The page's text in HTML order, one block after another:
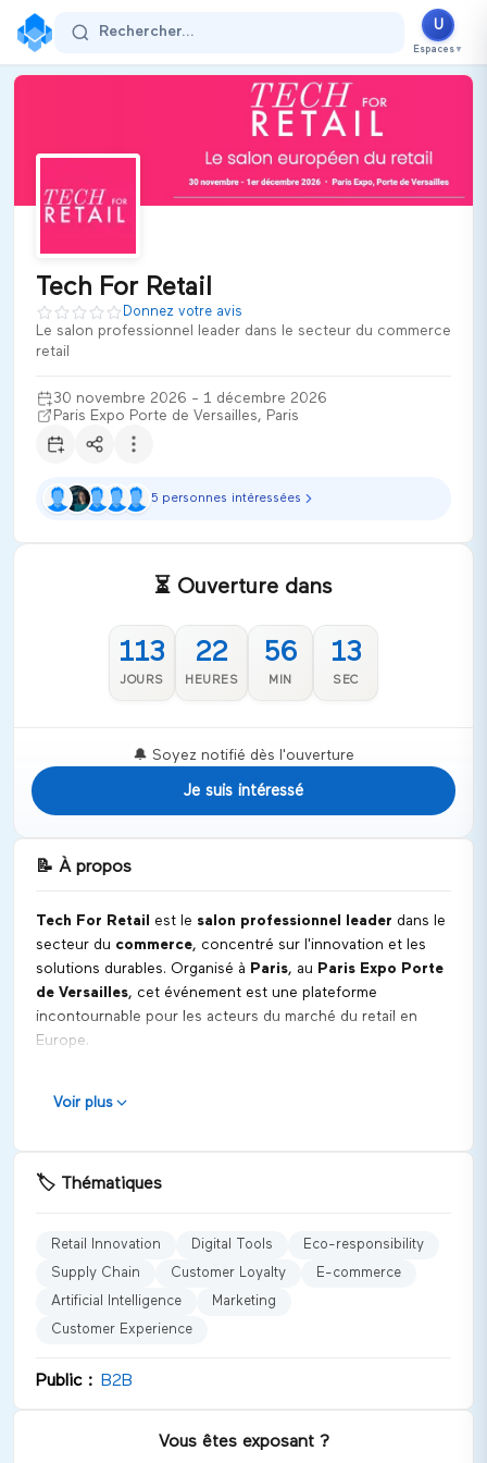
Tech For Retail
30 novembre 2026 - 1 décembre 2026
Paris Expo Porte de Versailles
ParisFrance
Retail Innovation
Eco-responsibility
Supply Chain
E-commerce
Artificial Intelligence
Marketing
Customer Experience
Tech For Retail est le salon professionnel leader dans le
Rechercher... U
Espaces ▼
Tech For Retail
Donnez votre avis
Le salon professionnel leader dans le secteur du commerce
retail
30 novembre 2026 - 1 décembre 2026
Paris Expo Porte de Versailles, Paris
5 personnes intéressées
⏳ Ouverture dans
113
JOURS
22
HEURES
56
MIN
12
SEC
🔔 Soyez notifié dès l'ouverture
Je suis intéressé
📝 À propos
Tech For Retail est le salon professionnel leader dans le
secteur du commerce, concentré sur l'innovation et les
solutions durables. Organisé à Paris, au Paris Expo Porte
de Versailles, cet événement est une plateforme
incontournable pour les acteurs du marché du retail en
Europe.
présenter des solutions qui améliorent non seulement
des entreprises.
Univers et catégories représentées
Le salon couvre divers aspects du commerce, notamment :
Outils numériques
Chaîne d'approvisionnement
Voir plus
🏷️ Thématiques
Retail Innovation Digital Tools
Eco-responsibility
Supply Chain
Customer Loyalty
E-commerce
Artificial Intelligence
Marketing
Customer Experience
Public : B2B
Vous êtes exposant ?